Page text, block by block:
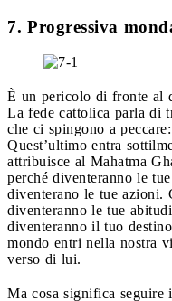
7. Progressiva
È un pericolo di fronte al
La fede cattolica parla di
che ci spingono a
Quest’ultimo entra
attribuisce al Mahatma
perché diventeranno le
diventerano le tue azioni.
diventeranno le tue
diventeranno il tuo
mondo entri nella nostra
verso di lui.
Ma cosa significa